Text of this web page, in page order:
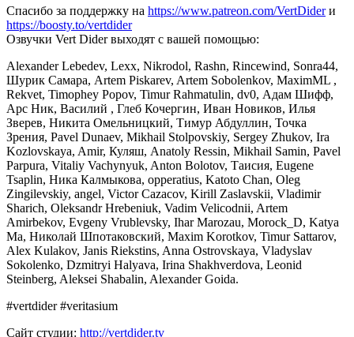
Спасибо за поддержку на https://www.patreon.com/VertDiderи
https://boosty.to/vertdider
Озвучки Vert Dider выходят с вашей помощью:
Alexander Lebedev, Lexx, Nikrodol, Rashn, Rincewind, Sonra44,
Шурик Самара, Artem Piskarev, Artem Sobolenkov, MaximML ,
Rekvet, Timophey Popov, Timur Rahmatulin, dv0, Адам Шифф,
Арс Ник, Василий , Глеб Кочергин, Иван Новиков, Илья
Зверев, Никита Омельницкий, Тимур Абдуллин, Точка
Зрения, Pavel Dunaev, Mikhail Stolpovskiy, Sergey Zhukov, Ira
Kozlovskaya, Amir, Куляш, Anatoly Ressin, Мikhail Samin, Pavel
Parpura, Vitaliy Vachynyuk, Anton Bolotov, Таисия, Eugene
Tsaplin, Ника Калмыкова, opperatius, Katoto Chan, Oleg
Zingilevskiy, angel, Victor Cazacov, Kirill Zaslavskii, Vladimir
Sharich, Oleksandr Hrebeniuk, Vadim Velicodnii, Artem
Amirbekov, Evgeny Vrublevsky, Ihar Marozau, Morock_D, Katya
Ma, Николай Шпотаковский, Maxim Korotkov, Timur Sattarov,
Alex Kulakov, Janis Riekstins, Anna Ostrovskaya, Vladyslav
Sokolenko, Dzmitryi Halyava, Irina Shakhverdova, Leonid
Steinberg, Aleksei Shabalin, Alexander Goida.
#vertdider #veritasium
Сайт студии: http://vertdider.tv